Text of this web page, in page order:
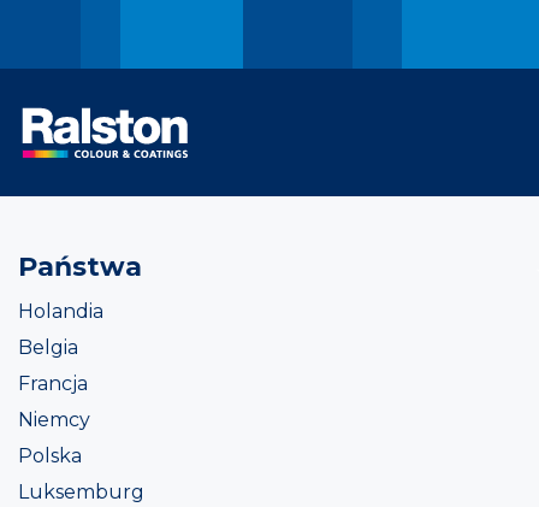
Państwa
Holandia
Belgia
Francja
Niemcy
Polska
Luksemburg